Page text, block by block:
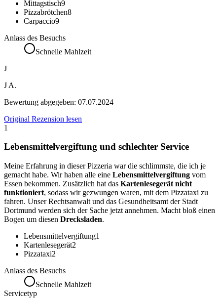
Mittagstisch9
Pizzabrötchen8
Carpaccio9
Anlass des Besuchs
Schnelle Mahlzeit
J
J A.
Bewertung abgegeben: 07.07.2024
Original Rezension lesen
1
Lebensmittelvergiftung und schlechter Service
Meine Erfahrung in dieser Pizzeria war die schlimmste, die ich je
gemacht habe. Wir haben alle eine Lebensmittelvergiftung vom
Essen bekommen. Zusätzlich hat das Kartenlesegerät nicht
funktioniert, sodass wir gezwungen waren, mit dem Pizzataxi zu
fahren. Unser Rechtsanwalt und das Gesundheitsamt der Stadt
Dortmund werden sich der Sache jetzt annehmen. Macht bloß einen
Bogen um diesen Drecksladen.
Lebensmittelvergiftung1
Kartenlesegerät2
Pizzataxi2
Anlass des Besuchs
Schnelle Mahlzeit
Servicetyp